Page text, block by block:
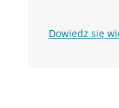
Dowiedz się